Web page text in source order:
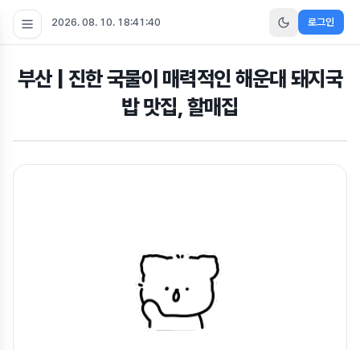
2026. 08. 10. 18:41:40 로그인
부산 | 진한 국물이 매력적인 해운대 돼지국
밥 맛집, 할매집